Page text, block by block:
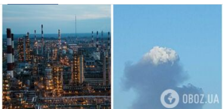
Башкортостане: Зеленский раскрыл детали
операции. Фото и видео
В промзоне фиксирует несколько очагов пожара
37 хвилин тому 19,4 т.
Россия атаковала железнодорожную станцию
в Лозовой в Харьковской области: есть
погибшие и раненые